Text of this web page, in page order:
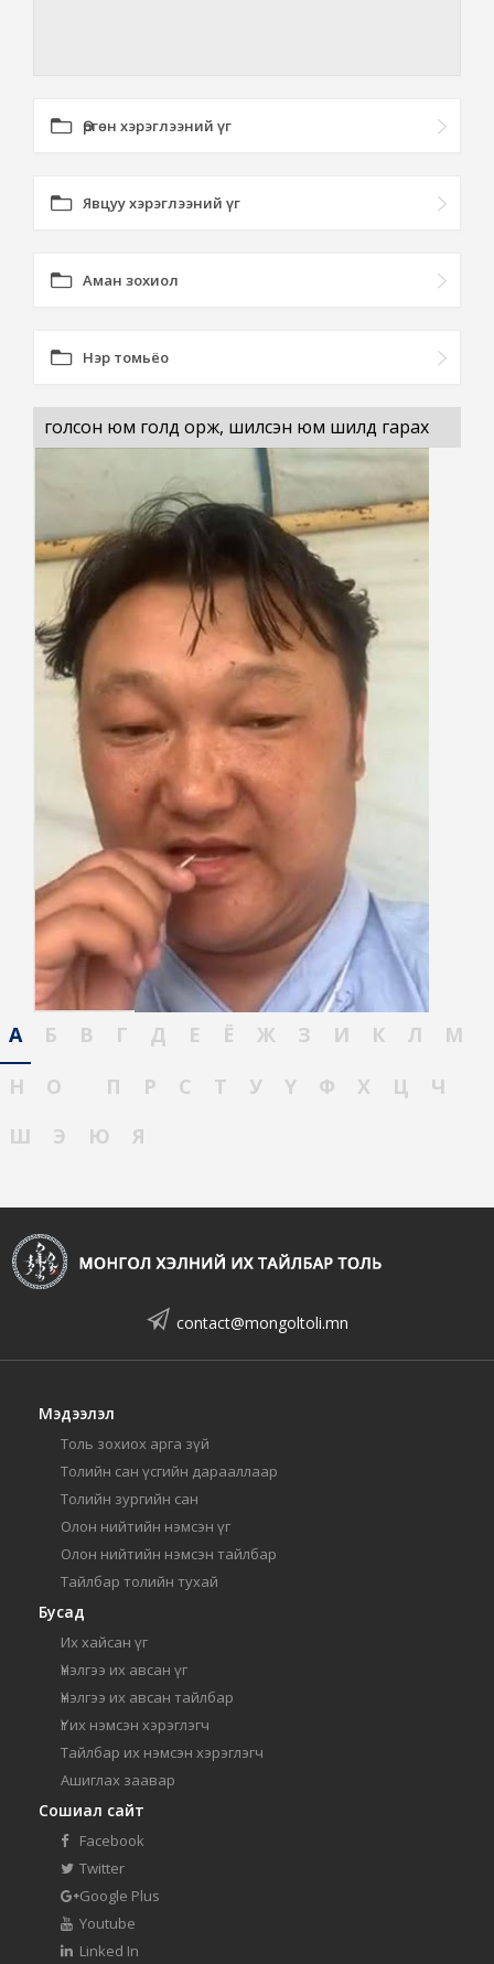
Өргөн хэрэглээний үг
Явцуу хэрэглээний үг
Аман зохиол
Нэр томьёо
голсон юм голд орж, шилсэн юм шилд гарах
А Б В Г Д Е Ё Ж З И К Л
М
Н
О П Р С Т У Ү Ф Х Ц
Ч
Ш
Э Ю Я
contact@mongoltoli.mn
Мэдээлэл
Толь зохиох арга зүй
Толийн сан үсгийн дарааллаар
Толийн зургийн сан
Олон нийтийн нэмсэн үг
Олон нийтийн нэмсэн тайлбар
Тайлбар толийн тухай
Бусад
Их хайсан үг
Үнэлгээ их авсан үг
Үнэлгээ их авсан тайлбар
Үг их нэмсэн хэрэглэгч
Тайлбар их нэмсэн хэрэглэгч
Ашиглах заавар
Сошиал сайт
Facebook
Twitter
Google Plus
Youtube
Linked In